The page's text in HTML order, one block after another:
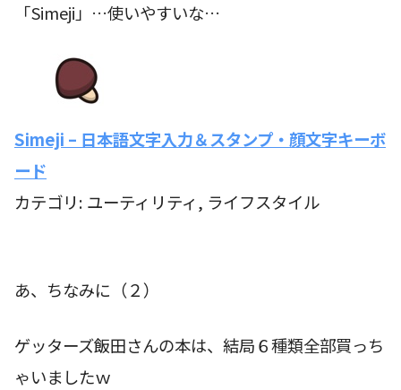
「Simeji」…使いやすいな…
Simeji – 日本語文字入力＆スタンプ・顔文字キーボ
ード
カテゴリ: ユーティリティ, ライフスタイル
あ、ちなみに（２）
ゲッターズ飯田さんの本は、結局６種類全部買っち
ゃいましたｗ